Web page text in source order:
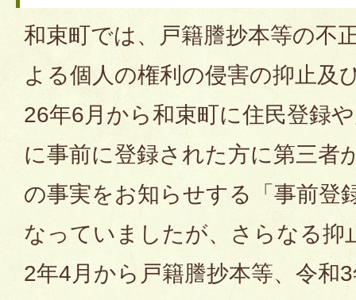
和束町では、戸籍謄抄本等の不
よる個人の権利の侵害の抑止及
26年6月から和束町に住民登録
に事前に登録された方に第三者
の事実をお知らせする「事前登
なっていましたが、さらなる抑
2年4月から戸籍謄抄本等、令和